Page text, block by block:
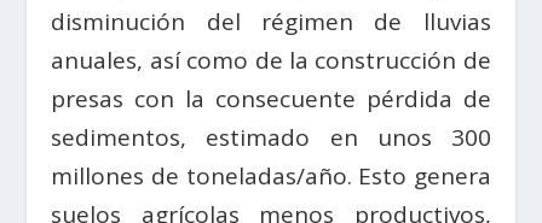
disminución del régimen de lluvias
anuales, así como de la construcción de
presas con la consecuente pérdida de
sedimentos, estimado en unos 300
millones de toneladas/año. Esto genera
suelos agrícolas menos productivos,